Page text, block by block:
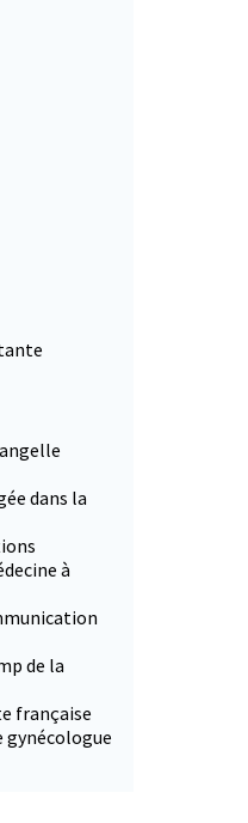
dans la
à
de la
française
gynécologue